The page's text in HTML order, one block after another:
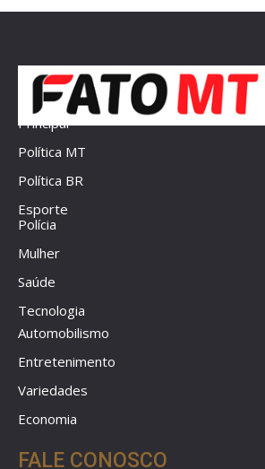
Principal
Política MT
Política BR
Esporte
Polícia
Mulher
Saúde
Tecnologia
Automobilismo
Entretenimento
Variedades
Economia
FALE CONOSCO